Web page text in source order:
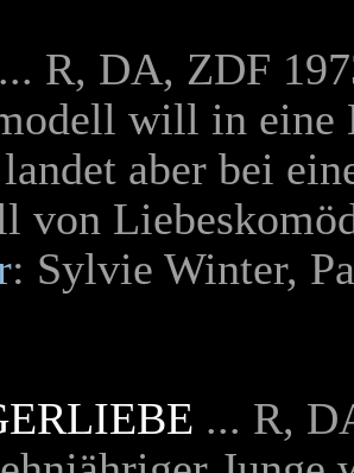
... R, DA, ZDF
will in eine
aber bei
von
: Sylvie Winter,
... R,